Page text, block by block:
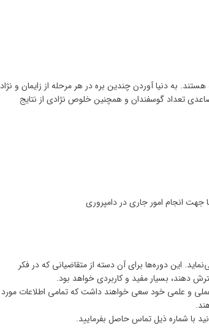
به دنیا آوردن چندین بره در هر مرحله از زایمان و نژاد
تعداد گوسفندان و همچنین خلوص نژادی از نتایج
جهت انجام امور جاری در دامپروری
این دوره‌ها برای ‌آن دسته از متقاضیانی که در فکر
دهند، بسیار مفید و کاربردی خواهد بود.
موسسه با استفاده از 20سال دانش و تجربه عملی و علمی خود سعی خواهند داشت که تمامی اطلاعات مورد
با شماره ذیل تماس حاصل بفرمایید.